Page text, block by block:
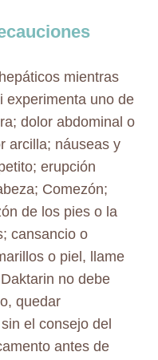
mientras
experimenta uno de
dolor abdominal o
arcilla; náuseas y
erupción
Comezón;
de los pies o la
cansancio o
o piel, llame
no debe
quedar
el consejo del
antes de